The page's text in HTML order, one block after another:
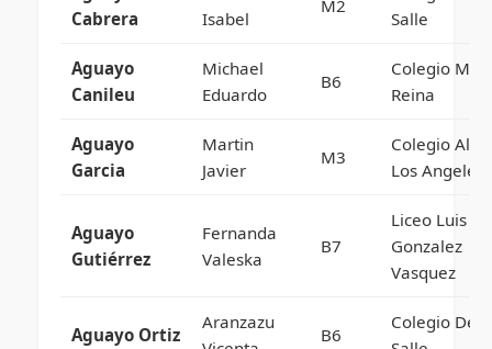
Cabrera
Isabel
M2
Salle
Aguayo
Canileu
Michael
Eduardo
B6
Colegio
Reina
Aguayo
Garcia
Martin
Javier
M3
Colegio
Los Angeles
Aguayo
Gutiérrez
Fernanda
Valeska
B7
Liceo Luis
Gonzalez
Vasquez
Aguayo Ortiz
Aranzazu
B6
Colegio De